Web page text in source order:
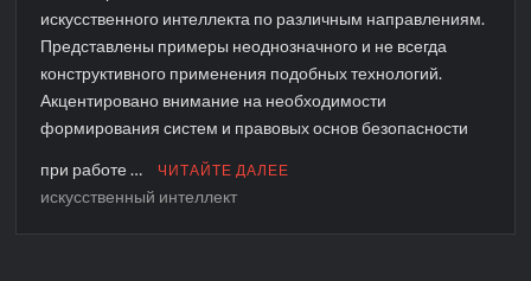
искусственного интеллекта по различным направлениям.
Представлены примеры неоднозначного и не всегда
конструктивного применения подобных технологий.
Акцентировано внимание на необходимости
формирования систем и правовых основ безопасности
при работе … ЧИТАЙТЕ ДАЛЕЕ
искусственный интеллект